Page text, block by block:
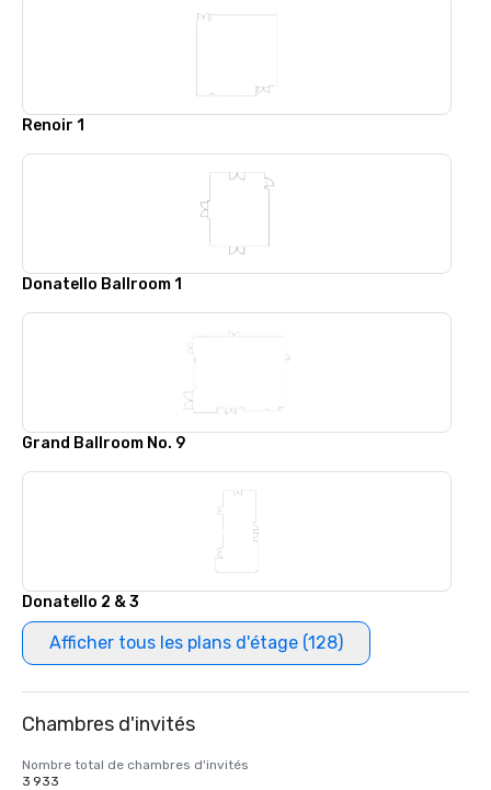
Renoir 1
Donatello Ballroom 1
Grand Ballroom No. 9
Donatello 2 & 3
Afficher tous les plans d'étage (128)
Chambres d'invités
Nombre total de chambres d'invités
3 933